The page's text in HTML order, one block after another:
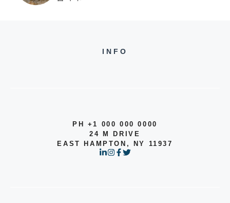
INFO
PH +1 000 000 0000
24 M DRIVE
EAST HAMPTON, NY 11937